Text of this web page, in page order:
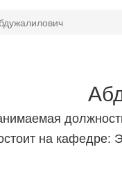
на кафедре: